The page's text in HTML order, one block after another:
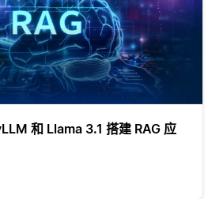
和 Llama 3.1 搭建 RAG 应